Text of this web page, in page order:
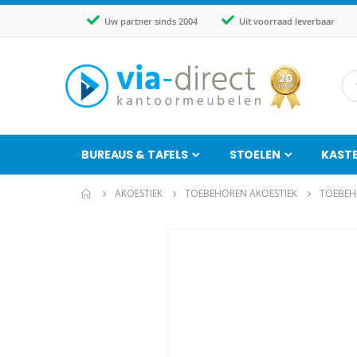
Uw partner sinds 2004 Uit voorraad leverbaar
BUREAUS & TAFELS STOELEN
AKOESTIEK TOEBEHOREN AKOESTIEK